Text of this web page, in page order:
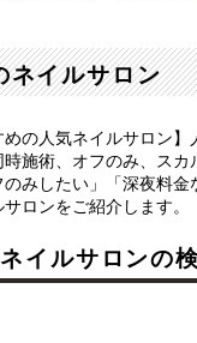
ネイルサロン
めの人気ネイルサロン
施術、オフのみ、ス
みしたい」「深夜料
ロンをご紹介します。
イルサロンの